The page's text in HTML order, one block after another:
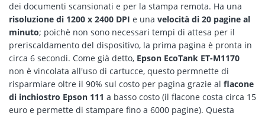
dei documenti scansionati e per la stampa remota. Ha una
risoluzione di 1200 x 2400 DPI e una velocità di 20 pagine al
minuto; poichè non sono necessari tempi di attesa per il
preriscaldamento del dispositivo, la prima pagina è pronta in
circa 6 secondi. Come già detto, Epson EcoTank ET-M1170
non è vincolata all'uso di cartucce, questo permnette di
risparmiare oltre il 90% sul costo per pagina grazie al flacone
di inchiostro Epson 111 a basso costo (il flacone costa circa 15
euro e permette di stampare fino a 6000 pagine). Questa